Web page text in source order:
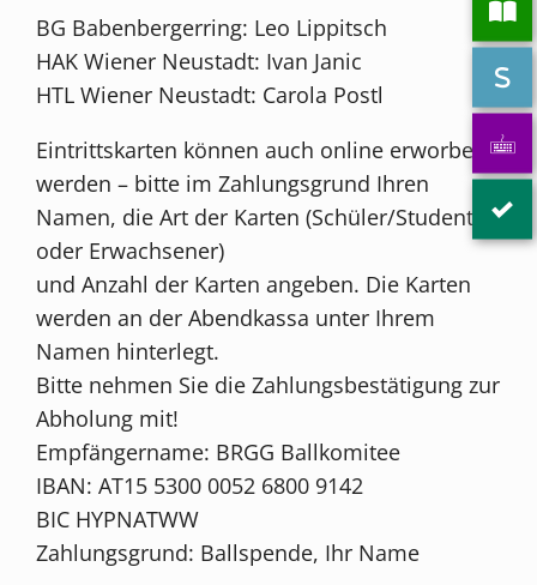
BG Babenbergerring: Leo Lippitsch
HAK Wiener Neustadt: Ivan Janic
HTL Wiener Neustadt: Carola Postl
Eintrittskarten können auch online erworben
werden – bitte im Zahlungsgrund Ihren
Namen, die Art der Karten (Schüler/Student
oder Erwachsener)
und Anzahl der Karten angeben. Die Karten
werden an der Abendkassa unter Ihrem
Namen hinterlegt.
Bitte nehmen Sie die Zahlungsbestätigung zur
Abholung mit!
Empfängername: BRGG Ballkomitee
IBAN: AT15 5300 0052 6800 9142
BIC HYPNATWW
Zahlungsgrund: Ballspende, Ihr Name